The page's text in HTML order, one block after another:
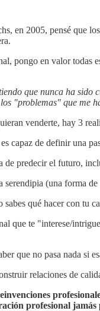
en 2005, pensé que
pongo en valor todas
que nunca ha sido
"problemas" que me
venderte, hay 3
capaz de definir una
de predecir el futuro,
serendipia (una forma
sabes qué hacer con tu
que te "interese/
que no pasa nada si
relaciones de
profesional